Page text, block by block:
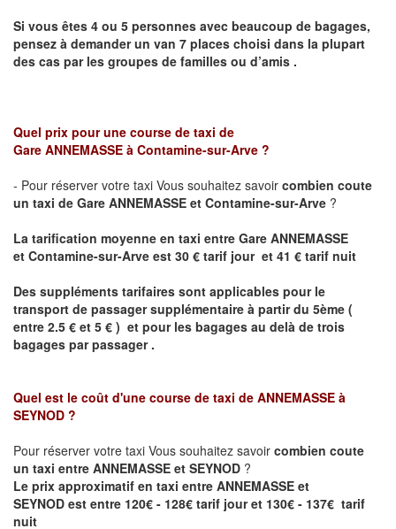
Si vous êtes 4 ou 5 personnes avec beaucoup de bagages,
pensez à demander un van 7 places choisi dans la plupart
des cas par les groupes de familles ou d’amis .
Quel prix pour une course de taxi de
Gare ANNEMASSE à Contamine-sur-Arve ?
- Pour réserver votre taxi Vous souhaitez savoir combien coute
un taxi de Gare ANNEMASSE et Contamine-sur-Arve ?
La tarification moyenne en taxi entre Gare ANNEMASSE
et Contamine-sur-Arve est 30 € tarif jour et 41 € tarif nuit
Des suppléments tarifaires sont applicables pour le
transport de passager supplémentaire à partir du 5ème (
entre 2.5 € et 5 € ) et pour les bagages au delà de trois
bagages par passager .
Quel est le coût d'une course de taxi de ANNEMASSE à
SEYNOD ?
Pour réserver votre taxi Vous souhaitez savoir combien coute
un taxi entre ANNEMASSE et SEYNOD ?
Le prix approximatif en taxi entre ANNEMASSE et
SEYNOD est entre 120€ - 128€ tarif jour et 130€ - 137€ tarif
nuit